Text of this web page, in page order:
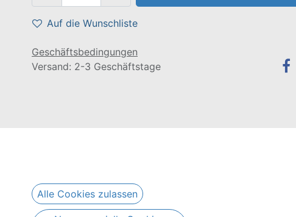
Auf die Wunschliste
Geschäftsbedingungen
Versand: 2-3 Geschäftstage
Alle Cookies zulassen